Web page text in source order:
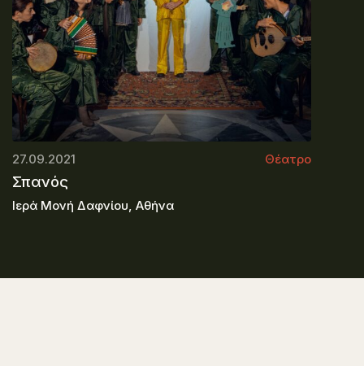
27.09.2021 Θέατρο
Σπανός
Ιερά Μονή Δαφνίου, Αθήνα